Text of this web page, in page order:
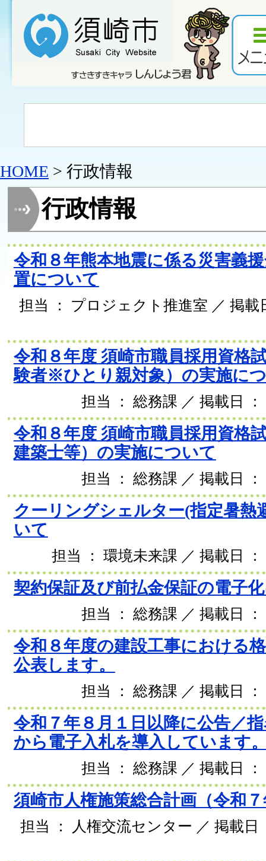
HOME > 行政情報
行政情報
令和８年熊本地震に係る災害義
置について
担当 ： プロジェクト推進室 ／ 掲載
令和８年度 須崎市職員採用資格
験者※ひとり親対象）の実施に
担当 ： 総務課 ／ 掲載日
令和８年度 須崎市職員採用資格
建築士等）の実施について
担当 ： 総務課 ／ 掲載日
クーリングシェルター(指定暑熱
いて
担当 ： 環境未来課 ／ 掲載日 ：
契約保証及び前払金保証の電子
担当 ： 総務課 ／ 掲載日
令和８年度の建設工事における
公表します。
担当 ： 総務課 ／ 掲載日
令和７年８月１日以降に公告／
から電子入札を導入しています
担当 ： 総務課 ／ 掲載日
須崎市人権施策総合計画（令和
担当 ： 人権交流センター ／ 掲載日